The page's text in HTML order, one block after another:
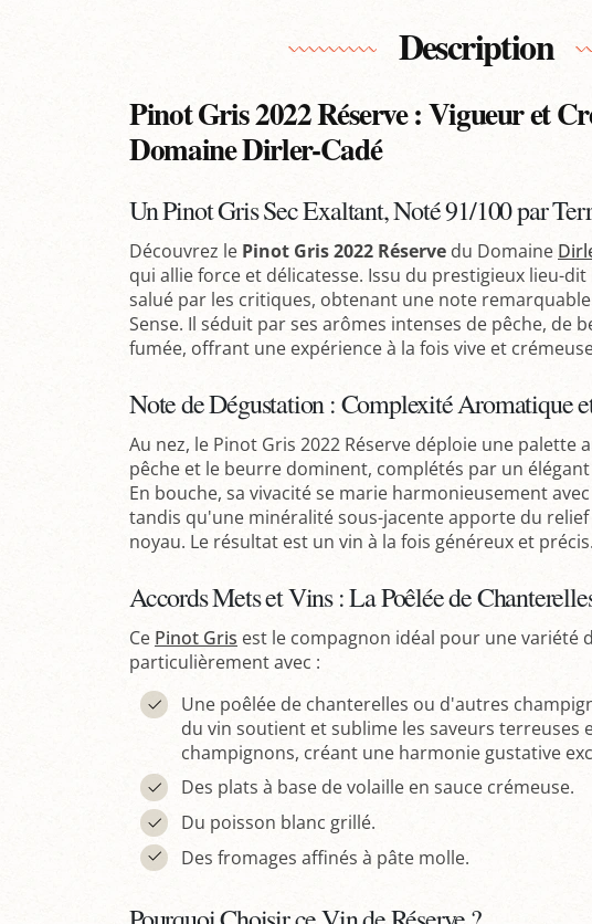
Description
Pinot Gris 2022 Réserve : Vigueur et
Domaine Dirler-Cadé
Un Pinot Gris Sec Exaltant, Noté 91/100 par
Découvrez le Pinot Gris 2022 Réserve du Domaine
qui allie force et délicatesse. Issu du prestigieux lieu-dit
salué par les critiques, obtenant une note
Sense. Il séduit par ses arômes intenses de pêche, de
fumée, offrant une expérience à la fois vive et
Note de Dégustation : Complexité Aromatique
Au nez, le Pinot Gris 2022 Réserve déploie une palette
pêche et le beurre dominent, complétés par un
En bouche, sa vivacité se marie harmonieusement
tandis qu'une minéralité sous-jacente apporte du
noyau. Le résultat est un vin à la fois généreux et précis.
Accords Mets et Vins : La Poêlée de
Ce Pinot Gris est le compagnon idéal pour une variété
particulièrement avec :
Une poêlée de chanterelles ou d'autres
du vin soutient et sublime les saveurs terreuses
champignons, créant une harmonie gustative
Des plats à base de volaille en sauce crémeuse.
Du poisson blanc grillé.
Des fromages affinés à pâte molle.